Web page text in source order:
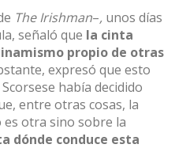
The Irishman–, unos días
señaló que la cinta
propio de otras
expresó que esto
había decidido
entre otras cosas, la
otra sino sobre la
dónde conduce esta